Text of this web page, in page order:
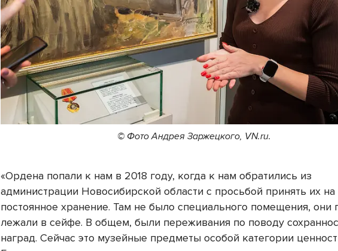
© Фото Андрея Заржецкого, VN.ru.
«Ордена попали к нам в 2018 году, когда к нам обратились из
администрации Новосибирской области с просьбой принять их на
постоянное хранение. Там не было специального помещения, они
лежали в сейфе. В общем, были переживания по поводу
наград. Сейчас это музейные предметы особой категории